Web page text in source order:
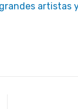
artistas